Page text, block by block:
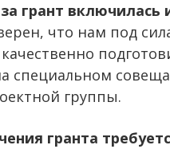
грант включилась
что нам под
качественно
специальном
группы.
гранта